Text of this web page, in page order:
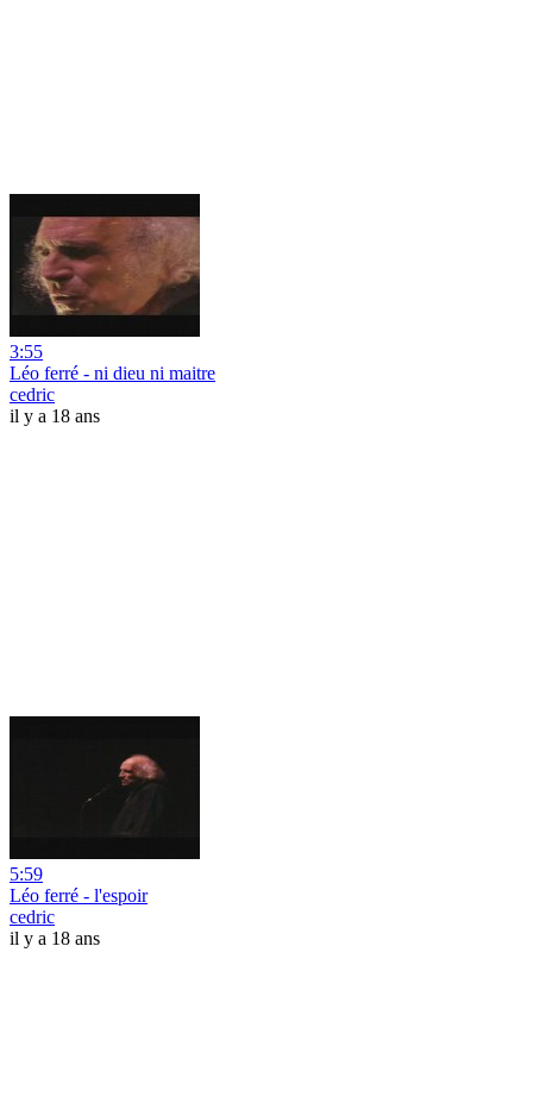
3:55
Léo ferré - ni dieu ni maitre
cedric
il y a 18 ans
5:59
Léo ferré - l'espoir
cedric
il y a 18 ans